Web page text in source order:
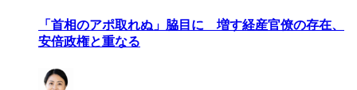
「首相のアポ取れぬ」脇目に 増す経産官僚の存在、
安倍政権と重なる